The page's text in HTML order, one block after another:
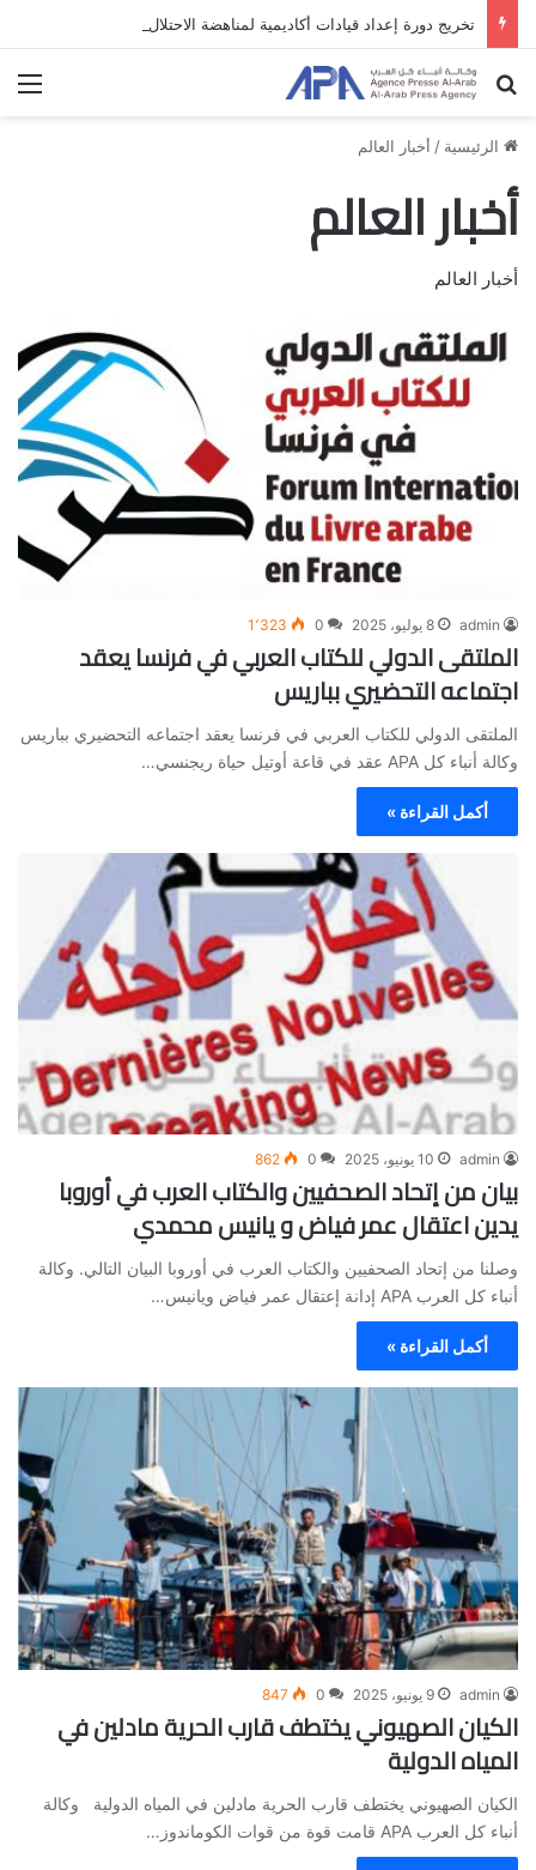
بحث عن
الرئيسية / أخبار العالم
أخبار العالم
أخبار العالم
admin 8 يوليو، 2025 0 1٬323
الملتقى الدولي للكتاب العربي في فرنسا يعقد
اجتماعه التحضيري بباريس
الملتقى الدولي للكتاب العربي في فرنسا يعقد اجتماعه التحضيري بباريس
وكالة أنباء كل APA عقد في قاعة أوتيل حياة ريجنسي…
أكمل القراءة »
admin 10 يونيو، 2025 0
862
بيان من إتحاد الصحفيين والكتاب العرب في أوروبا
يدين اعتقال عمر فياض و يانيس محمدي
وصلنا من إتحاد الصحفيين والكتاب العرب في أوروبا البيان التالي. وكالة
أنباء كل العرب APA إدانة إعتقال عمر فياض ويانيس…
أكمل القراءة »
admin 9 يونيو، 2025 0
847
الكيان الصهيوني يختطف قارب الحرية مادلين في
المياه الدولية
الكيان الصهيوني يختطف قارب الحرية مادلين في المياه الدولية وكالة
أنباء كل العرب APA قامت قوة من قوات الكوماندوز…